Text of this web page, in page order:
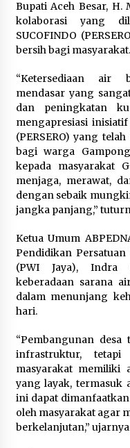
Bupati Aceh Besar,
kolaborasi yang
SUCOFINDO
bersih bagi masyarakat.
“Ketersediaan air
mendasar yang
dan peningkatan
mengapresiasi inisiatif
(PERSERO) yang
bagi warga
kepada masyarakat
menjaga, merawat,
dengan sebaik
jangka panjang,”
Ketua Umum
Pendidikan
(PWI Jaya), Indra
keberadaan sarana
dalam menunjang
hari.
“Pembangunan
infrastruktur, tetapi
masyarakat memiliki
yang layak, termasuk
ini dapat
oleh masyarakat agar
berkelanjutan,”